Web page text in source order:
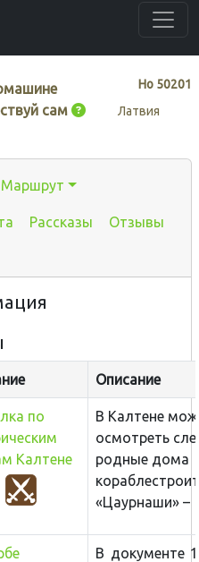
Нo 50201
сам
Латвия
Маршрут
Рассказы Отзывы
Описание
по
Калтене
В Калтене
осмотреть
родные дома
«Цаурнаши» –
В документе